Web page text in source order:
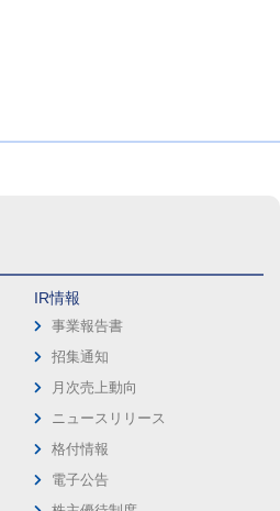
IR情報
事業報告書
招集通知
月次売上動向
ニュースリリース
格付情報
電子公告